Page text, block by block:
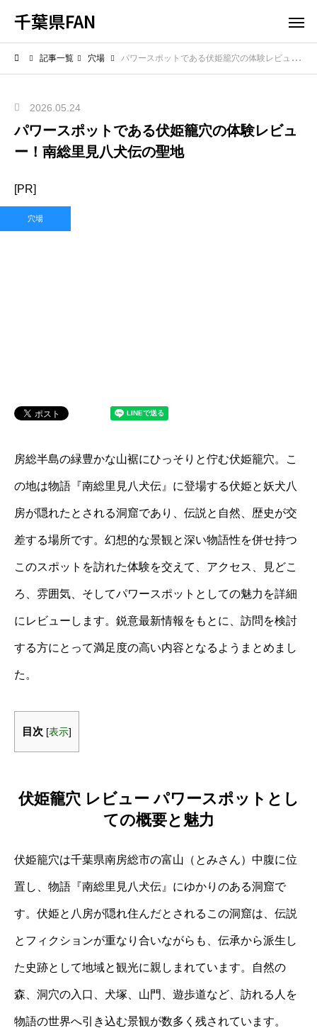
千葉県FAN
記事一覧 穴場 パワースポットである伏姫籠穴の体験レビュー！南総里見八犬伝の聖地
2026.05.24
パワースポットである伏姫籠穴の体験レビュ
ー！南総里見八犬伝の聖地
[PR]
穴場
房総半島の緑豊かな山裾にひっそりと佇む伏姫籠穴。こ
の地は物語『南総里見八犬伝』に登場する伏姫と妖犬八
房が隠れたとされる洞窟であり、伝説と自然、歴史が交
差する場所です。幻想的な景観と深い物語性を併せ持つ
このスポットを訪れた体験を交えて、アクセス、見どこ
ろ、雰囲気、そしてパワースポットとしての魅力を詳細
にレビューします。鋭意最新情報をもとに、訪問を検討
する方にとって満足度の高い内容となるようまとめまし
た。
目次 [表示]
伏姫籠穴 レビュー パワースポットとし
ての概要と魅力
伏姫籠穴は千葉県南房総市の富山（とみさん）中腹に位
置し、物語『南総里見八犬伝』にゆかりのある洞窟で
す。伏姫と八房が隠れ住んだとされるこの洞窟は、伝説
とフィクションが重なり合いながらも、伝承から派生し
た史跡として地域と観光に親しまれています。自然の
森、洞穴の入口、犬塚、山門、遊歩道など、訪れる人を
物語の世界へ引き込む景観が数多く残されています。